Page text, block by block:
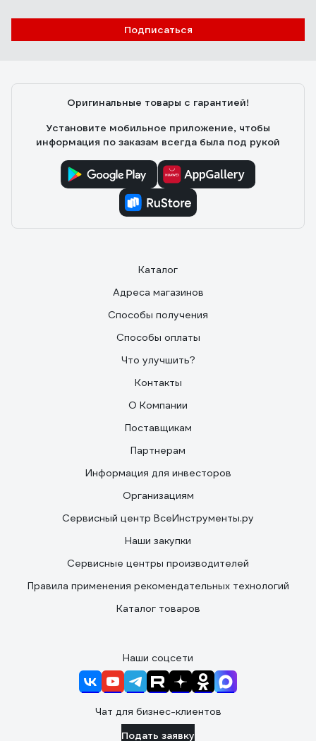
Подписаться
Оригинальные товары с гарантией!
Установите мобильное приложение, чтобы
информация по заказам всегда была под рукой
Каталог
Адреса магазинов
Способы получения
Способы оплаты
Что улучшить?
Контакты
О Компании
Поставщикам
Партнерам
Информация для инвесторов
Организациям
Сервисный центр ВсеИнструменты.ру
Наши закупки
Сервисные центры производителей
Правила применения рекомендательных технологий
Каталог товаров
Наши соцсети
Чат для бизнес-клиентов
Подать заявку